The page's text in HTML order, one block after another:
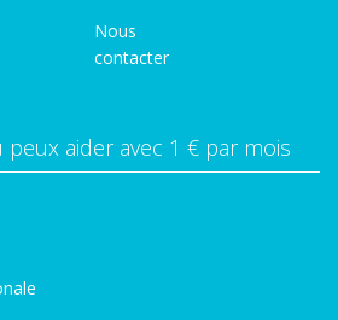
Nous
contacter
aider avec 1 € par mois